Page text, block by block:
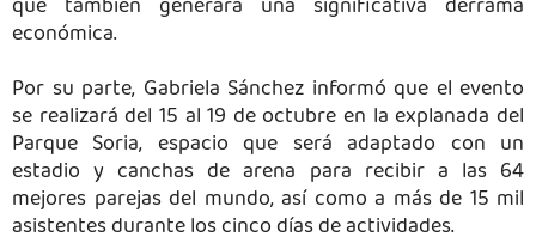
que también generará una significativa derrama
económica.
Por su parte, Gabriela Sánchez informó que el evento
se realizará del 15 al 19 de octubre en la explanada del
Parque Soria, espacio que será adaptado con un
estadio y canchas de arena para recibir a las 64
mejores parejas del mundo, así como a más de 15 mil
asistentes durante los cinco días de actividades.